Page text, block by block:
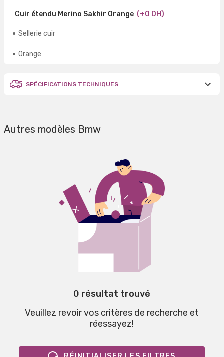
Cuir étendu Merino Sakhir Orange (+0 DH)
Sellerie cuir
Orange
SPÉCIFICATIONS TECHNIQUES
Autres modèles Bmw
0 résultat trouvé
Veuillez revoir vos critères de recherche et
réessayez!